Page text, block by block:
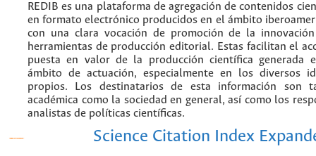
REDIB es una plataforma de agregación de contenidos
en formato electrónico producidos en el ámbito
con una clara vocación de promoción de la
herramientas de producción editorial. Estas facilitan el
puesta en valor de la producción científica generada
ámbito de actuación, especialmente en los diversos
propios. Los destinatarios de esta información son
académica como la sociedad en general, así como los
analistas de políticas científicas.
Science Citation Index